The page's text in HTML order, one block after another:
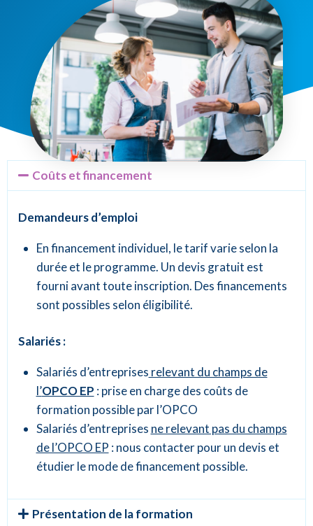
Coûts et financement
Demandeurs d’emploi
En financement individuel, le tarif varie selon la
durée et le programme. Un devis gratuit est
fourni avant toute inscription. Des financements
sont possibles selon éligibilité.
Salariés :
Salariés d’entreprises relevant du champs de
l’OPCO EP : prise en charge des coûts de
formation possible par l’OPCO
Salariés d’entreprises ne relevant pas du champs
de l’OPCO EP : nous contacter pour un devis et
étudier le mode de financement possible.
Présentation de la formation